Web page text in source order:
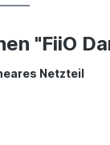
"FiiO
Netzteil